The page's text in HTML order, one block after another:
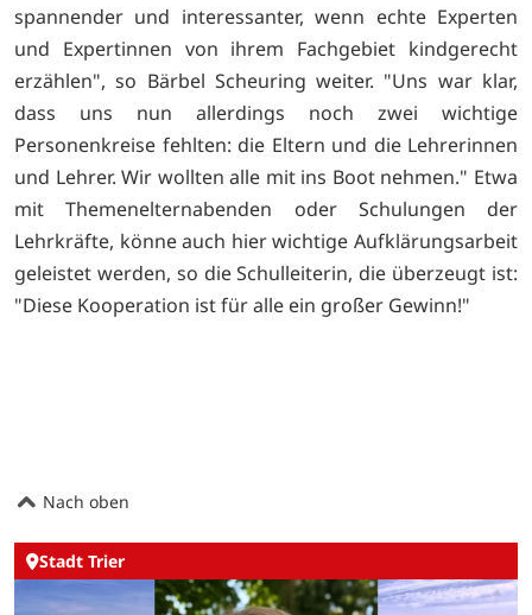
spannender und interessanter, wenn echte Experten
und Expertinnen von ihrem Fachgebiet kindgerecht
erzählen", so Bärbel Scheuring weiter. "Uns war klar,
dass uns nun allerdings noch zwei wichtige
Personenkreise fehlten: die Eltern und die Lehrerinnen
und Lehrer. Wir wollten alle mit ins Boot nehmen." Etwa
mit Themenelternabenden oder Schulungen der
Lehrkräfte, könne auch hier wichtige Aufklärungsarbeit
geleistet werden, so die Schulleiterin, die überzeugt ist:
"Diese Kooperation ist für alle ein großer Gewinn!"
Nach oben
Stadt Trier